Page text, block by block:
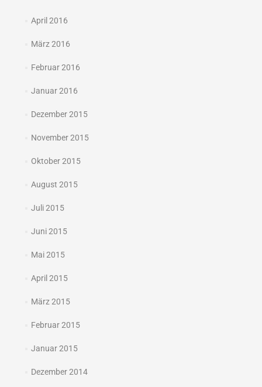
April 2016
März 2016
Februar 2016
Januar 2016
Dezember 2015
November 2015
Oktober 2015
August 2015
Juli 2015
Juni 2015
Mai 2015
April 2015
März 2015
Februar 2015
Januar 2015
Dezember 2014